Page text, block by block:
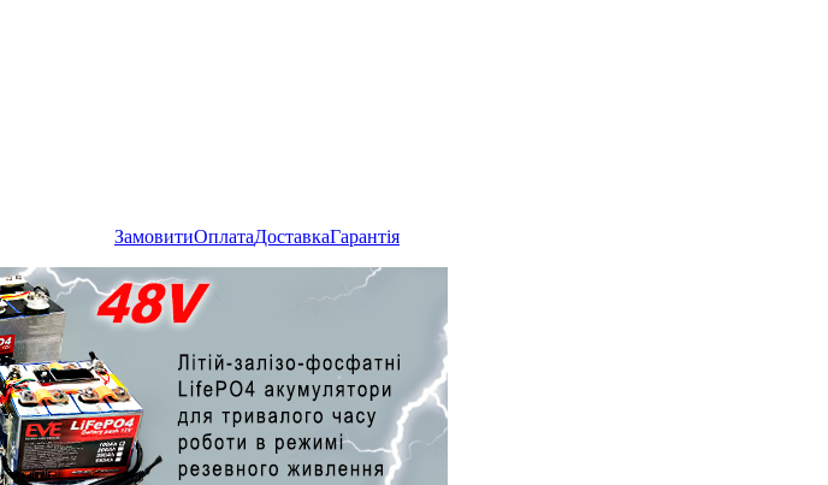
ЗамовитиОплатаДоставкаГарантія